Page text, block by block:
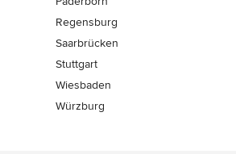
Regensburg
Saarbrücken
Stuttgart
Wiesbaden
Würzburg